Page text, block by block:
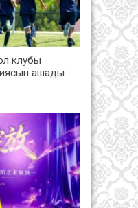
клубы
ашады